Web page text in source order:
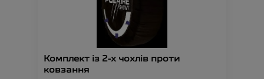
Комплект із 2-х чохлів проти
ковзання